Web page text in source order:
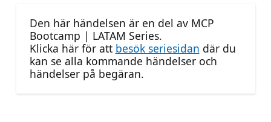
Den här händelsen är en del av MCP
Bootcamp | LATAM Series.
Klicka här för att besök seriesidan där du
kan se alla kommande händelser och
händelser på begäran.